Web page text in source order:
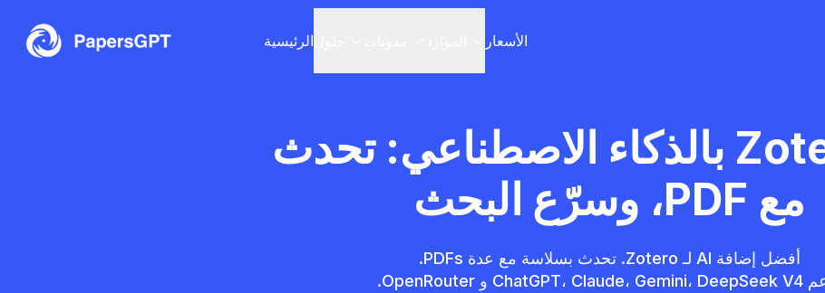
الرئيسية الأسعار
زوّد Zotero بالذكاء الاصطناعي: تحدث
مع PDF، وسرّع البحث